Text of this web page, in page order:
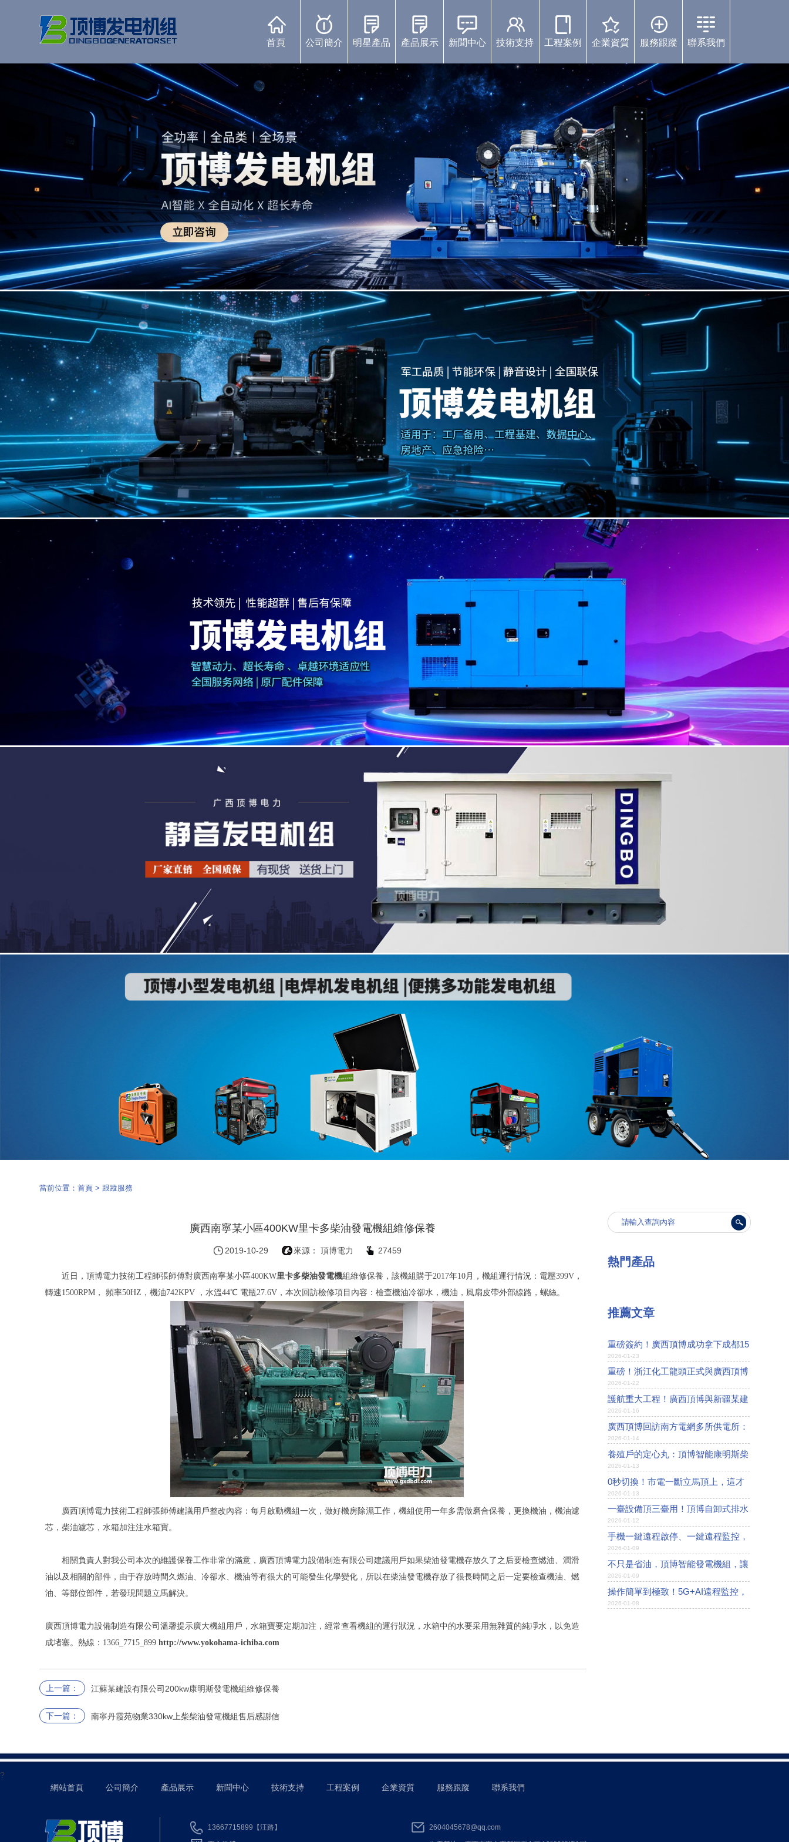
首頁 公司簡介 明星產品
靜音發電機組
濰柴發電機組
珀金斯發電機組
沃爾沃發電機組
康明斯柴油發電機組
上柴發電機組
玉柴發電機組
產品展示 新聞中心
視頻展示
企業動態
中標通知書
技術支持 工程案例
案例中心
企業資質 服務跟蹤 聯系我們
當前位置：首頁 > 跟蹤服務
廣西南寧某小區400KW里卡多柴油發電機組維修保養
2019-10-29 來源： 頂博電力 27459
近日，頂博電力技術工程師張師傅對廣西南寧某小區400KW里卡多柴油發電機組維修保養，該機組購于2017年10月，機組運行情況：電壓399V，
轉速1500RPM， 頻率50HZ，機油742KPV ，水溫44℃ 電瓶27.6V，本次回訪檢修項目內容：檢查機油冷卻水，機油，風扇皮帶外部線路，螺絲。
廣西頂博電力技術工程師張師傅建議用戶整改內容：每月啟動機組一次，做好機房除濕工作，機組使用一年多需做磨合保養，更換機油，機油濾
芯，柴油濾芯，水箱加注注水箱寶。
相關負責人對我公司本次的維護保養工作非常的滿意，廣西頂博電力設備制造有限公司建議用戶如果柴油發電機存放久了之后要檢查燃油、潤滑
油以及相關的部件，由于存放時間久燃油、冷卻水、機油等有很大的可能發生化學變化，所以在柴油發電機存放了很長時間之后一定要檢查機油、燃
油、等部位部件，若發現問題立馬解決。
廣西頂博電力設備制造有限公司溫馨提示廣大機組用戶，水箱寶要定期加注，經常查看機組的運行狀況，水箱中的水要采用無雜質的純凈水，以免造
成堵塞。熱線：1366_7715_899http://www.yokohama-ichiba.com
上一篇： 江蘇某建設有限公司200kw康明斯發電機組維修保養
下一篇： 南寧丹霞苑物業330kw上柴柴油發電機組售后感謝信
熱門產品
推薦文章
重磅簽約！廣西頂博成功拿下成都15
萬噸高端化工項目電力保障
2026-01-23
重磅！浙江化工龍頭正式與廣西頂博
簽約采購800kW玉柴動力機組！
2026-01-22
護航重大工程！廣西頂博與新疆某建
工簽訂發電機組戰略采購協議
2026-01-16
廣西頂博回訪南方電網多所供電所：
10KW發電機表現卓越獲高度贊譽
2026-01-14
養殖戶的定心丸：頂博智能康明斯柴
油發電機組讓養殖場永不斷電
2026-01-13
0秒切換！市電一斷立馬頂上，這才
是養殖場該有的備用電源！
2026-01-13
一臺設備頂三臺用！頂博自卸式排水
方艙用科技破解積水困局，成建筑行
業黑科技
2026-01-12
手機一鍵遠程啟停、一鍵遠程監控，
智能化讓發電機組操作簡單到極致
2026-01-09
不只是省油，頂博智能發電機組，讓
設備會“說話”
2026-01-09
操作簡單到極致！5G+AI遠程監控，
智能發電機組，讓你躺在家里也能掌
2026-01-08
?
網站首頁
公司簡介 產品展示 新聞中心 技術支持 工程案例 企業資質 服務跟蹤 聯系我們
13667715899【汪路】 2604045678@qq.com